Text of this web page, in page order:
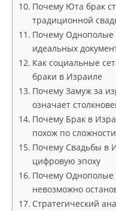
Почему Юта брак
традиционной
Почему Однополые
идеальных
Как социальные
браки в Израиле
Почему Замуж за
означает
Почему Брак в
похож по сложности
Почему Свадьбы в
цифровую эпоху
Почему Однополые
невозможно
Стратегический